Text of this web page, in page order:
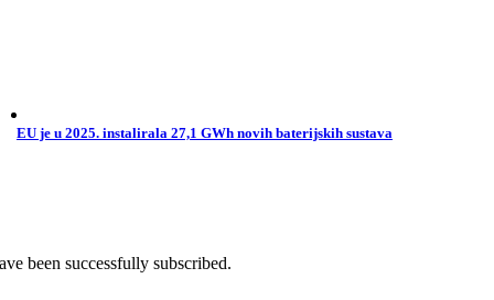
EU je u 2025. instalirala 27,1 GWh novih baterijskih sustava
been successfully subscribed.